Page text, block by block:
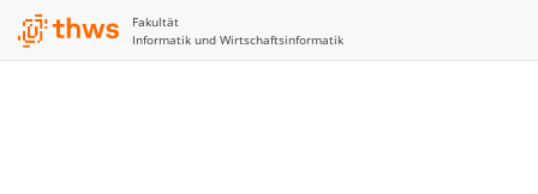
Fakultät
Informatik und Wirtschaftsinformatik